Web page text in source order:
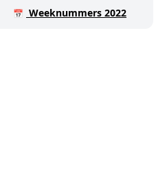
📅 Weeknummers 2022